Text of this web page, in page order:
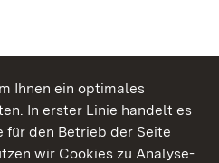
Ihnen ein optimales
In erster Linie handelt es
für den Betrieb der Seite
wir Cookies zu Analyse-